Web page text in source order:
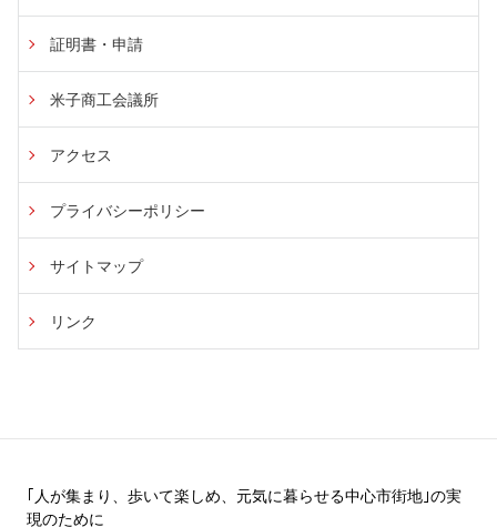
証明書・申請
米子商工会議所
アクセス
プライバシーポリシー
サイトマップ
リンク
｢人が集まり、歩いて楽しめ、元気に暮らせる中心市街地｣の実
現のために